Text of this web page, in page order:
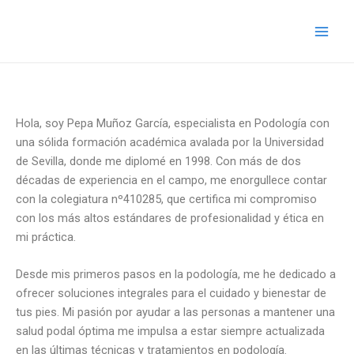
Hola, soy Pepa Muñoz García, especialista en Podología con
una sólida formación académica avalada por la Universidad
de Sevilla, donde me diplomé en 1998. Con más de dos
décadas de experiencia en el campo, me enorgullece contar
con la colegiatura nº410285, que certifica mi compromiso
con los más altos estándares de profesionalidad y ética en
mi práctica.
Desde mis primeros pasos en la podología, me he dedicado a
ofrecer soluciones integrales para el cuidado y bienestar de
tus pies. Mi pasión por ayudar a las personas a mantener una
salud podal óptima me impulsa a estar siempre actualizada
en las últimas técnicas y tratamientos en podología.